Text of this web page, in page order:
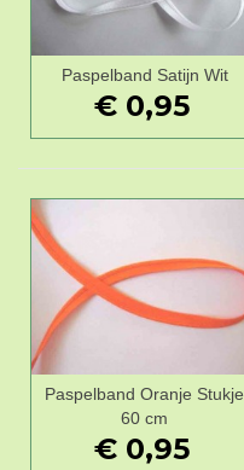
Paspelband Satijn Wit
€ 0,95
Paspelband Oranje Stukje
60 cm
€ 0,95